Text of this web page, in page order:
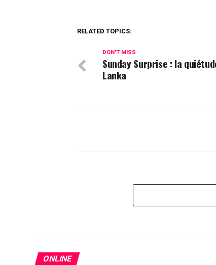
RELATED TOPICS:
DON'T MISS
Sunday Surprise : la
Lanka
ONLINE